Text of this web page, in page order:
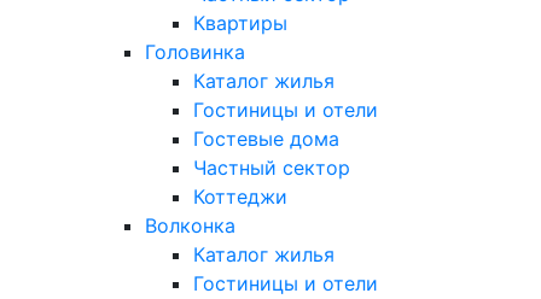
Квартиры
Головинка
Каталог жилья
Гостиницы и отели
Гостевые дома
Частный сектор
Коттеджи
Волконка
Каталог жилья
Гостиницы и отели